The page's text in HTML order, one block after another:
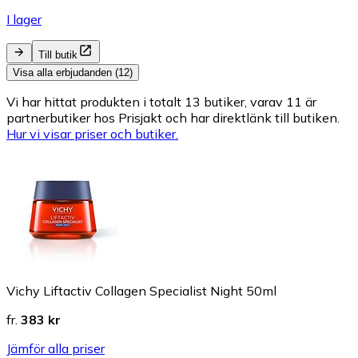
I lager
Till butik
Visa alla erbjudanden (12)
Vi har hittat produkten i totalt 13 butiker, varav 11 är
partnerbutiker hos Prisjakt och har direktlänk till butiken.
Hur vi visar priser och butiker.
Vichy Liftactiv Collagen Specialist Night 50ml
fr. 383 kr
Jämför alla priser